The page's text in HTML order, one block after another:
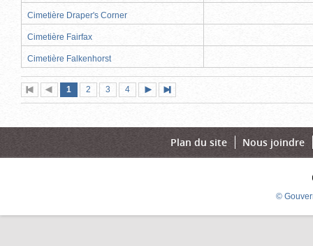
Cimetière Draper's Corner
Cimetière Fairfax
Cimetière Falkenhorst
Première
page
Page
précédente
Page
1 (page
actuelle)
Page
2 Page
3 Page
4
suivante
page
Plan du site Nous joindre
©